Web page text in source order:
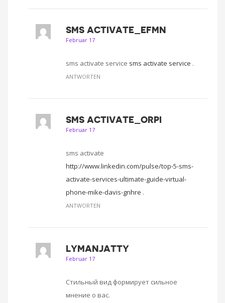
SMS ACTIVATE_EFMN
Februar 17
sms activate service sms activate service .
ANTWORTEN
SMS ACTIVATE_ORPI
Februar 17
sms activate
http://www.linkedin.com/pulse/top-5-sms-
activate-services-ultimate-guide-virtual-
phone-mike-davis-gnhre .
ANTWORTEN
LYMANJATTY
Februar 17
Стильный вид формирует сильное
мнение о вас.